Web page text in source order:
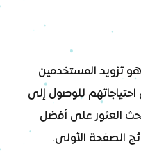
تزويد المستخدمين
احتياجاتهم للوصول إلى
العثور على أفضل
الصفحة الأولى.